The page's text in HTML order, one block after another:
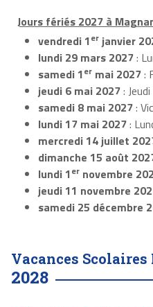
Jours fériés 2027 à
vendredi 1er janvier
lundi 29 mars 2027:
samedi 1er mai 2027:
jeudi 6 mai 2027:
samedi 8 mai 2027:
lundi 17 mai 2027:
mercredi 14 juillet
dimanche 15 août
lundi 1er novembre
jeudi 11 novembre
samedi 25 décembre
Vacances Scolaires
2028